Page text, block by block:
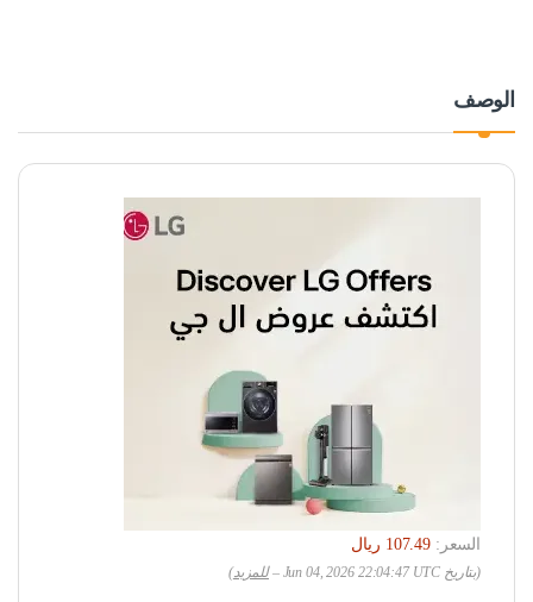
الوصف
السعر:
‏107.49 ريال
(بتاريخ Jun 04, 2026 22:04:47 UTC – للمزيد)